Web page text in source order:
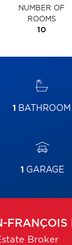
NUMBER OF
ROOMS
10
1 BATHROOM
1 GARAGE
FRANÇOIS
Broker